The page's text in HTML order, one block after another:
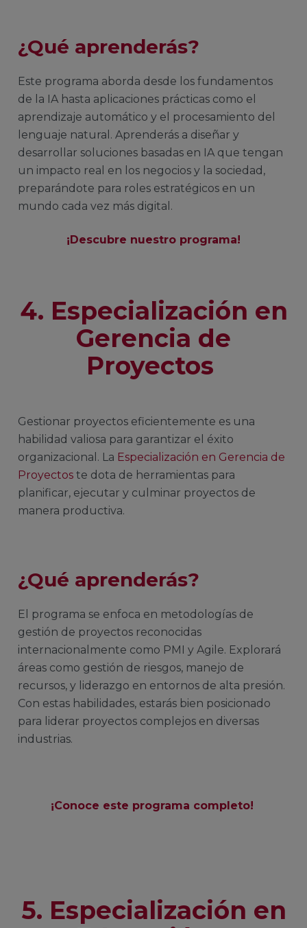
¿Qué aprenderás?
Este programa aborda desde los fundamentos
de la IA hasta aplicaciones prácticas como el
aprendizaje automático y el procesamiento del
lenguaje natural. Aprenderás a diseñar y
desarrollar soluciones basadas en IA que tengan
un impacto real en los negocios y la sociedad,
preparándote para roles estratégicos en un
mundo cada vez más digital.
¡Descubre nuestro programa!
4. Especialización en
Gerencia de
Proyectos
Gestionar proyectos eficientemente es una
habilidad valiosa para garantizar el éxito
organizacional. La Especialización en Gerencia de
Proyectos te dota de herramientas para
planificar, ejecutar y culminar proyectos de
manera productiva.
¿Qué aprenderás?
El programa se enfoca en metodologías de
gestión de proyectos reconocidas
internacionalmente como PMI y Agile. Explorará
áreas como gestión de riesgos, manejo de
recursos, y liderazgo en entornos de alta presión.
Con estas habilidades, estarás bien posicionado
para liderar proyectos complejos en diversas
industrias.
¡Conoce este programa completo!
5. Especialización en